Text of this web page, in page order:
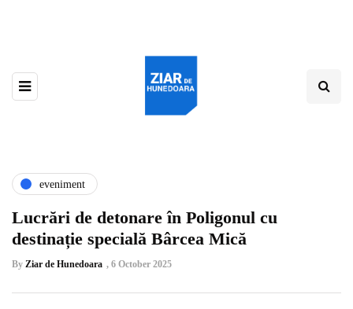
eveniment
Lucrări de detonare în Poligonul cu
destinație specială Bârcea Mică
By Ziar de Hunedoara , 6 October 2025